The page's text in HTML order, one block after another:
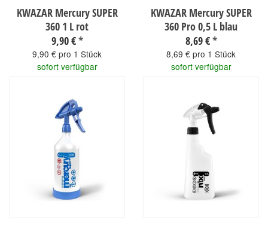
KWAZAR Mercury SUPER
360 1 L rot
9,90 €*
9,90 € pro 1 Stück
sofort verfügbar
KWAZAR Mercury SUPER
360 Pro 0,5 L blau
8,69 €*
8,69 € pro 1 Stück
sofort verfügbar